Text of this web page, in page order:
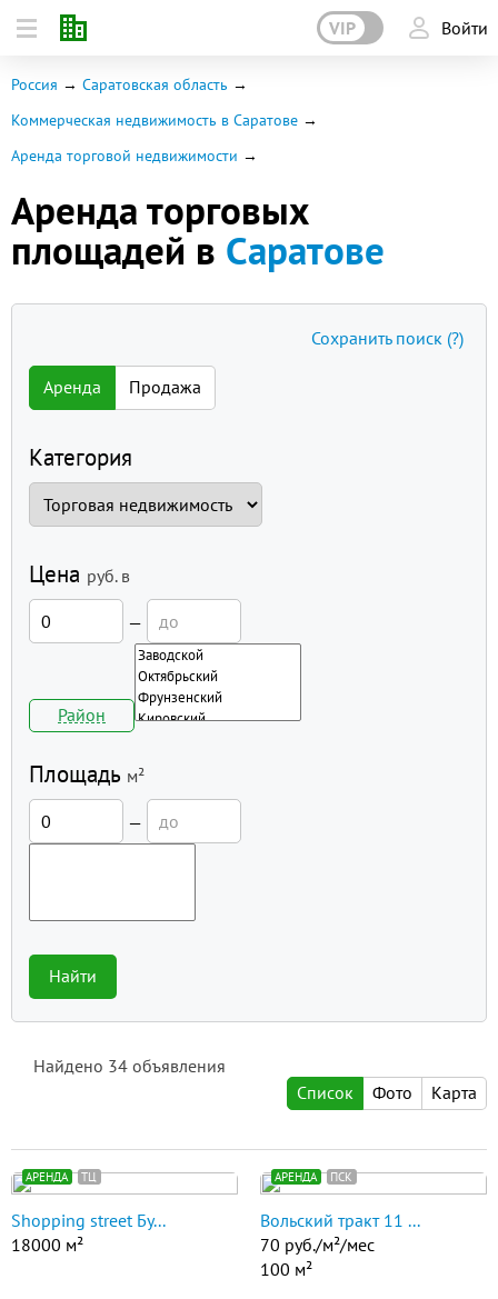
VIP Войти
Россия
Саратовская область
Коммерческая недвижимость в Саратове
Аренда торговой недвижимости
Аренда торговых
площадей в Саратове
Аренда Продажа
Категория
Цена руб. в
—
Район
Площадь м²
—
Найти
Сохранить поиск (?)
Найдено 34 объявления
Список
Фото Карта
АРЕНДА ТЦ
Shopping street Бу...
18000 м²
АРЕНДА ПСК
Вольский тракт 11 ...
70 руб./м²/мес
100 м²